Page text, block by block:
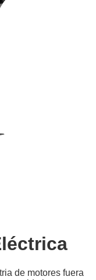
de motores fuera